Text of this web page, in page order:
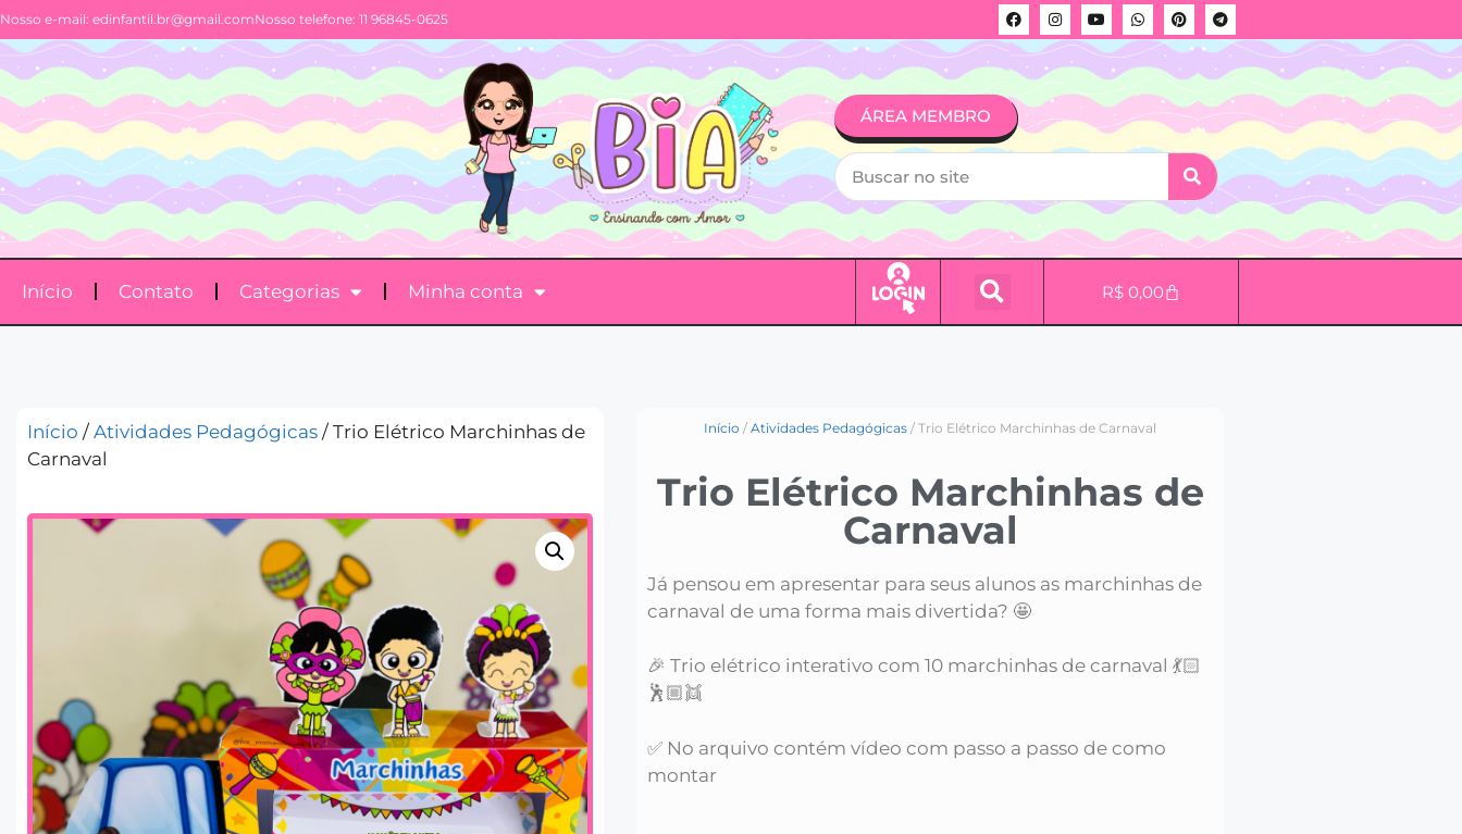
Nosso e-mail: edinfantil.br@gmail.comNosso telefone: 11 96845-0625
ÁREA MEMBRO
Início Contato Categorias Minha conta R$ 0,00
Início / Atividades Pedagógicas / Trio Elétrico Marchinhas de
Carnaval
Início / Atividades Pedagógicas / Trio Elétrico Marchinhas de Carnaval
Trio Elétrico Marchinhas de
Carnaval
Já pensou em apresentar para seus alunos as marchinhas de
carnaval de uma forma mais divertida? 🤩
🎉 Trio elétrico interativo com 10 marchinhas de carnaval 💃🏻
🕺🏼👯
✅ No arquivo contém vídeo com passo a passo de como
montar